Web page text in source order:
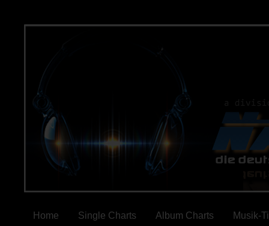
Home Single Charts Album Charts Musik-